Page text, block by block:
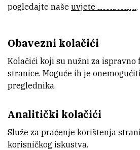
2005
Vidi na croris.hr
KARAKTERISTIKE
MODEL
Cary eclipse
pogledajte naše uvjete korištenja
Obavezni kolačići
Kolačići koji su nužni za
stranice. Moguće ih je
preglednika.
Analitički kolačići
Služe za praćenje korištenja
korisničkog iskustva.